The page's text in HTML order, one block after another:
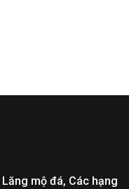
mộ đá, Các hạng